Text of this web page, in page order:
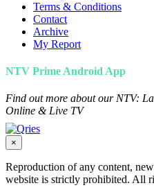
Terms & Conditions
Contact
Archive
My Report
NTV Prime Android App
Find out more about our NTV:
Online & Live TV
×
Reproduction of any content,
website is strictly prohibited. All